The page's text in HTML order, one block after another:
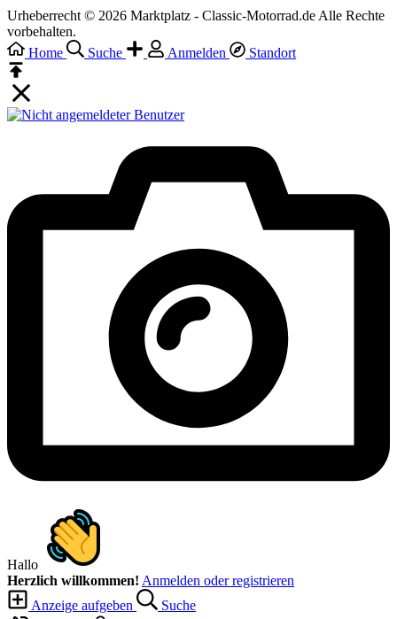
Urheberrecht © 2026 Marktplatz - Classic-Motorrad.de Alle Rechte
vorbehalten.
Home
Suche Anmelden Standort
Hallo
Herzlich willkommen! Anmelden oder registrieren
Anzeige aufgeben
Suche